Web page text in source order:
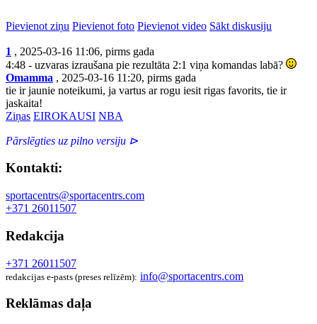
Pievienot ziņu Pievienot foto Pievienot video Sākt diskusiju
1 , 2025-03-16 11:06, pirms gada
4:48 - uzvaras izraušana pie rezultāta 2:1 viņa komandas labā?
Omamma , 2025-03-16 11:20, pirms gada
tie ir jaunie noteikumi, ja vartus ar rogu iesit rigas favorits, tie ir
jaskaita!
Ziņas EIROKAUSI NBA
Pārslēgties uz pilno versiju ⊳
Kontakti:
sportacentrs@sportacentrs.com
+371 26011507
Redakcija
+371 26011507
redakcijas e-pasts (preses relīzēm): info@sportacentrs.com
Reklāmas daļa